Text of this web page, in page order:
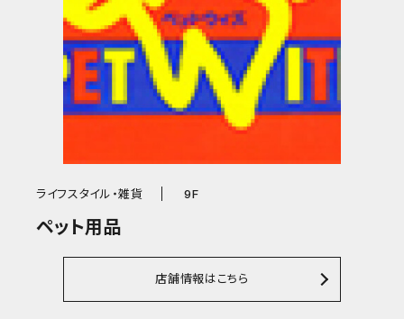
ライフスタイル・雑貨 9F
ペット用品
店舗情報はこちら